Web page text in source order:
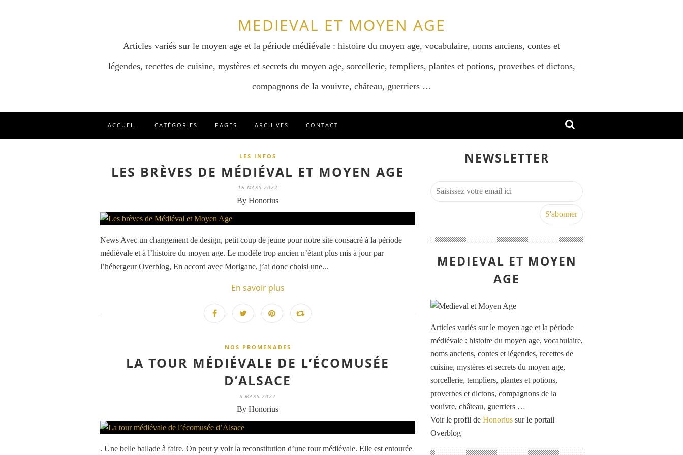
MEDIEVAL ET MOYEN AGE
Articles variés sur le moyen age et la période médiévale : histoire du moyen age, vocabulaire, noms anciens, contes et
légendes, recettes de cuisine, mystères et secrets du moyen age, sorcellerie, templiers, plantes et potions, proverbes et dictons,
compagnons de la vouivre, château, guerriers …
ACCUEIL CATÉGORIES PAGES ARCHIVES CONTACT
LES INFOS
LES BRÈVES DE MÉDIÉVAL ET MOYEN AGE
16 MARS 2022
By Honorius
News Avec un changement de design, petit coup de jeune pour notre site consacré à la période
médiévale et à l’histoire du moyen age. Le modèle trop ancien n’étant plus mis à jour par
l’hébergeur Overblog, En accord avec Morigane, j’ai donc choisi une...
En savoir plus
NOS PROMENADES
LA TOUR MÉDIÉVALE DE L’ÉCOMUSÉE
D’ALSACE
5 MARS 2022
By Honorius
. Une belle ballade à faire. On peut y voir la reconstitution d’une tour médiévale. Elle est entourée
NEWSLETTER
MEDIEVAL ET MOYEN
AGE
Articles variés sur le moyen age et la période
médiévale : histoire du moyen age, vocabulaire,
noms anciens, contes et légendes, recettes de
cuisine, mystères et secrets du moyen age,
sorcellerie, templiers, plantes et potions,
proverbes et dictons, compagnons de la
vouivre, château, guerriers …
Voir le profil de Honorius sur le portail
Overblog